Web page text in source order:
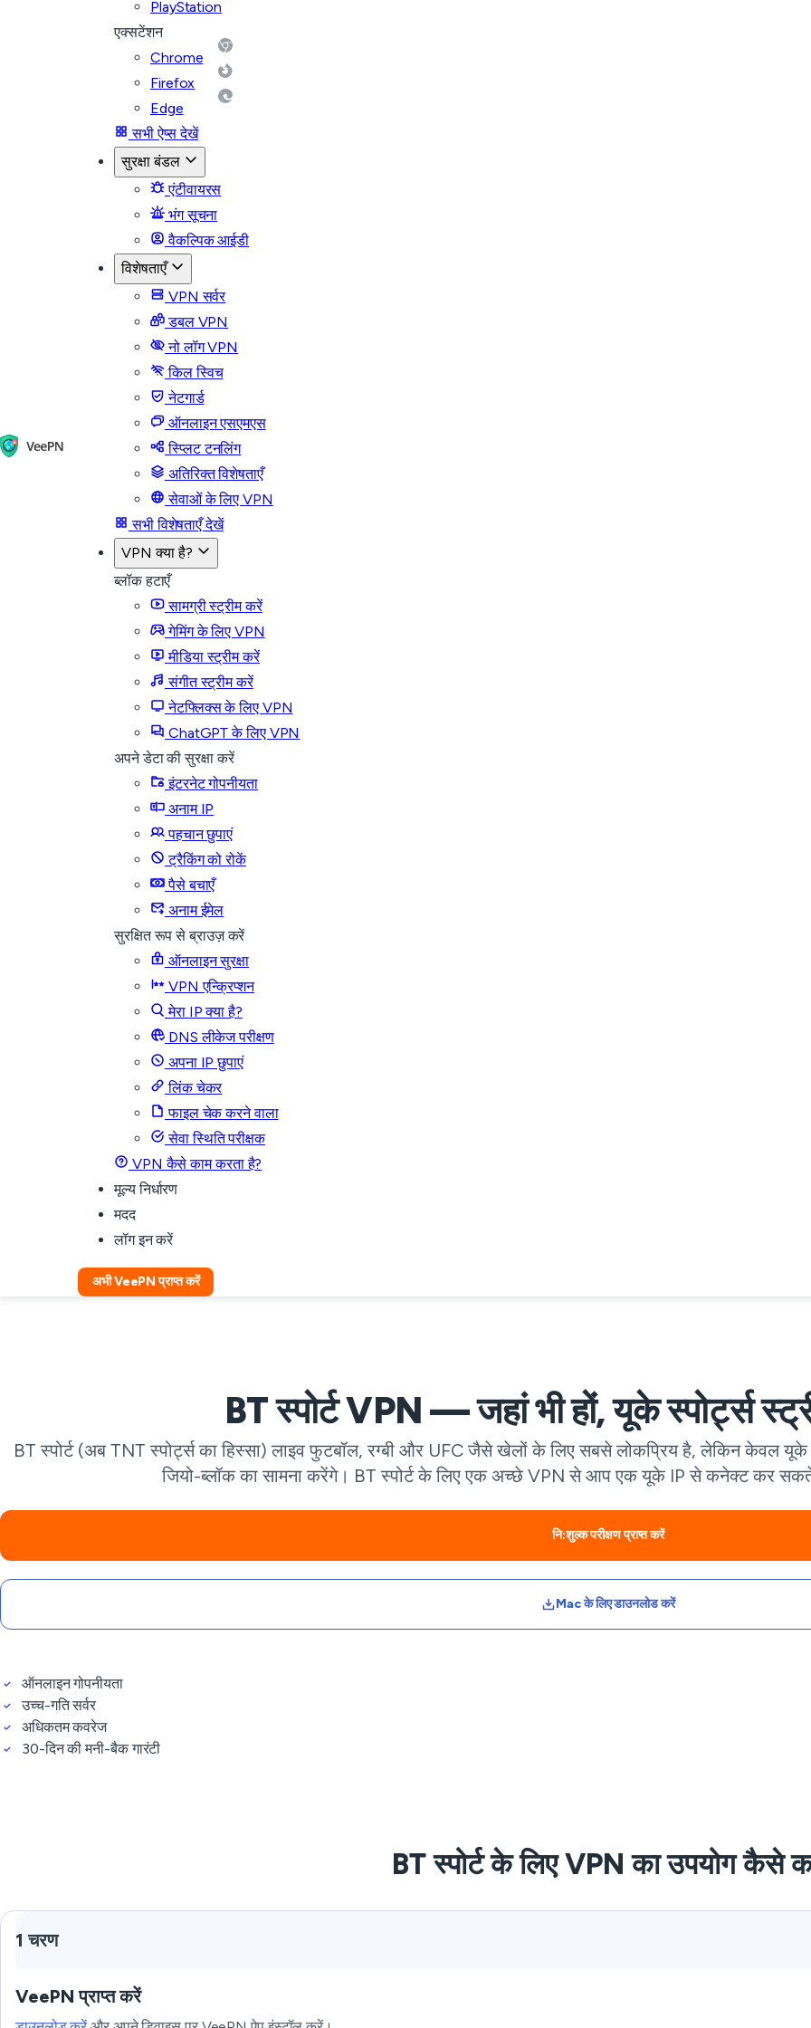
PlayStation
एक्सटेंशन
Chrome
Firefox
Edge
सभी ऐप्स देखें
सुरक्षा बंडल
एंटीवायरस
भंग सूचना
वैकल्पिक आईडी
विशेषताएँ
VPN सर्वर
डबल VPN
नो लॉग VPN
किल स्विच
नेटगार्ड
ऑनलाइन एसएमएस
स्प्लिट टनलिंग
अतिरिक्त विशेषताएँ
सेवाओं के लिए VPN
सभी विशेषताएँ देखें
VPN क्या है?
ब्लॉक हटाएँ
सामग्री स्ट्रीम करें
गेमिंग के लिए VPN
मीडिया स्ट्रीम करें
संगीत स्ट्रीम करें
नेटफ्लिक्स के लिए VPN
ChatGPT के लिए VPN
अपने डेटा की सुरक्षा करें
इंटरनेट गोपनीयता
अनाम IP
पहचान छुपाएं
ट्रैकिंग को रोकें
पैसे बचाएँ
अनाम ईमेल
सुरक्षित रूप से ब्राउज़ करें
ऑनलाइन सुरक्षा
VPN एन्क्रिप्शन
मेरा IP क्या है?
DNS लीकेज परीक्षण
अपना IP छुपाएं
लिंक चेकर
फाइल चेक करने वाला
सेवा स्थिति परीक्षक
VPN कैसे काम करता है?
मूल्य निर्धारण
मदद
लॉग इन करें
अभी VeePN प्राप्त करें
BT स्पोर्ट VPN — जहां भी हों, यूके स्पोर्ट्स
BT स्पोर्ट (अब TNT स्पोर्ट्स का हिस्सा) लाइव फुटबॉल, रग्बी और UFC जैसे खेलों के लिए सबसे लोकप्रिय है, लेकिन
जियो-ब्लॉक का सामना करेंगे। BT स्पोर्ट के लिए एक अच्छे VPN से आप एक यूके IP से कनेक्ट कर सकते
नि:शुल्क परीक्षण प्राप्त करें
Mac के लिए डाउनलोड करें
ऑनलाइन गोपनीयता
उच्च-गति सर्वर
अधिकतम कवरेज
30-दिन की मनी-बैक गारंटी
BT स्पोर्ट के लिए VPN का उपयोग कैसे
1 चरण
VeePN प्राप्त करें